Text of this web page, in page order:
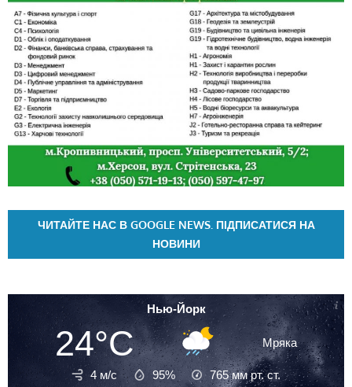
ЧИТАЙТЕ НАС В GOOGLE NEWS. ПІДПИСАТИСЯ НА
НОВИНИ
Нью-Йорк
24°C Мряка
4 м/с 95% 765мм рт. ст.